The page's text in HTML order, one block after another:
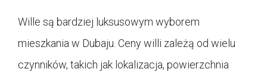
Wille są bardziej luksusowym wyborem
mieszkania w Dubaju. Ceny willi zależą od wielu
czynników, takich jak lokalizacja, powierzchnia